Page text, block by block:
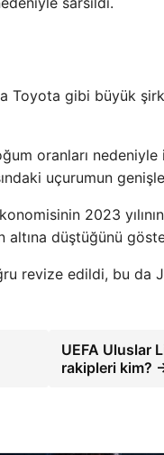
Toyota gibi büyük
oranları nedeniyle
uçurumun
2023
altına düştüğünü
revize edildi, bu da
UEFA Uluslar
rakipleri kim?